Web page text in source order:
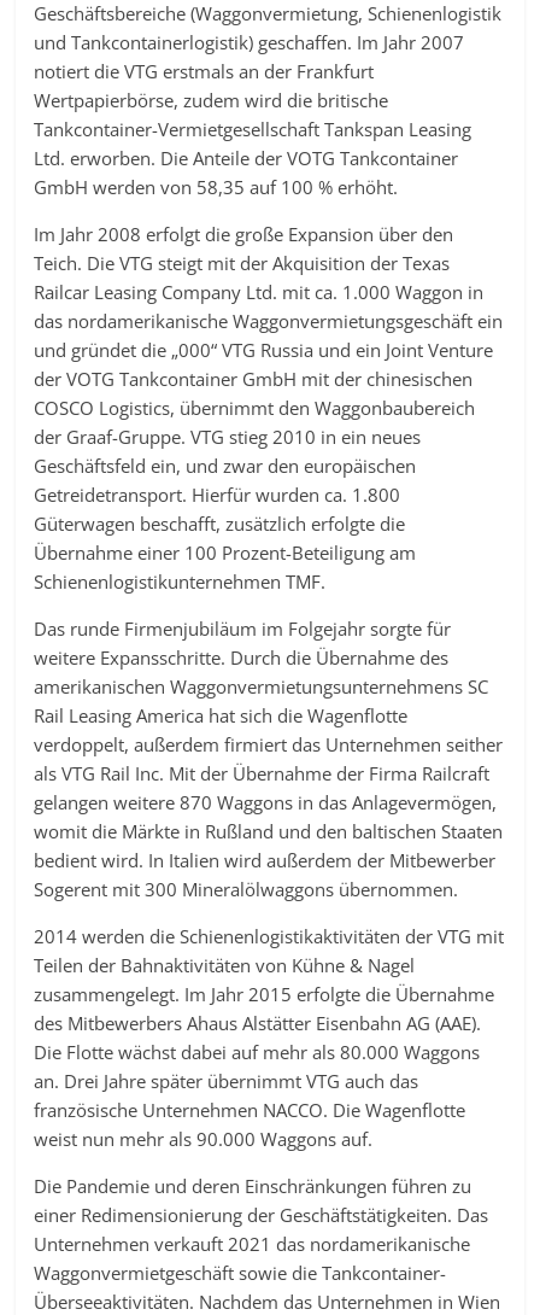
Geschäftsbereiche (Waggonvermietung, Schienenlogistik
und Tankcontainerlogistik) geschaffen. Im Jahr 2007
notiert die VTG erstmals an der Frankfurt
Wertpapierbörse, zudem wird die britische
Tankcontainer-Vermietgesellschaft Tankspan Leasing
Ltd. erworben. Die Anteile der VOTG Tankcontainer
GmbH werden von 58,35 auf 100 % erhöht.
Im Jahr 2008 erfolgt die große Expansion über den
Teich. Die VTG steigt mit der Akquisition der Texas
Railcar Leasing Company Ltd. mit ca. 1.000 Waggon in
das nordamerikanische Waggonvermietungsgeschäft ein
und gründet die „000“ VTG Russia und ein Joint Venture
der VOTG Tankcontainer GmbH mit der chinesischen
COSCO Logistics, übernimmt den Waggonbaubereich
der Graaf-Gruppe. VTG stieg 2010 in ein neues
Geschäftsfeld ein, und zwar den europäischen
Getreidetransport. Hierfür wurden ca. 1.800
Güterwagen beschafft, zusätzlich erfolgte die
Übernahme einer 100 Prozent-Beteiligung am
Schienenlogistikunternehmen TMF.
Das runde Firmenjubiläum im Folgejahr sorgte für
weitere Expansschritte. Durch die Übernahme des
amerikanischen Waggonvermietungsunternehmens SC
Rail Leasing America hat sich die Wagenflotte
verdoppelt, außerdem firmiert das Unternehmen seither
als VTG Rail Inc. Mit der Übernahme der Firma Railcraft
gelangen weitere 870 Waggons in das Anlagevermögen,
womit die Märkte in Rußland und den baltischen Staaten
bedient wird. In Italien wird außerdem der Mitbewerber
Sogerent mit 300 Mineralölwaggons übernommen.
2014 werden die Schienenlogistikaktivitäten der VTG mit
Teilen der Bahnaktivitäten von Kühne & Nagel
zusammengelegt. Im Jahr 2015 erfolgte die Übernahme
des Mitbewerbers Ahaus Alstätter Eisenbahn AG (AAE).
Die Flotte wächst dabei auf mehr als 80.000 Waggons
an. Drei Jahre später übernimmt VTG auch das
französische Unternehmen NACCO. Die Wagenflotte
weist nun mehr als 90.000 Waggons auf.
Die Pandemie und deren Einschränkungen führen zu
einer Redimensionierung der Geschäftstätigkeiten. Das
Unternehmen verkauft 2021 das nordamerikanische
Waggonvermietgeschäft sowie die Tankcontainer-
Überseeaktivitäten. Nachdem das Unternehmen in Wien